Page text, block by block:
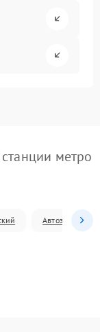
метро
Автозаводский